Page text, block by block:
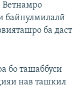
Ветнамро
байнулмилалӣ
ба даст
бо ташаббуси
нав ташкил